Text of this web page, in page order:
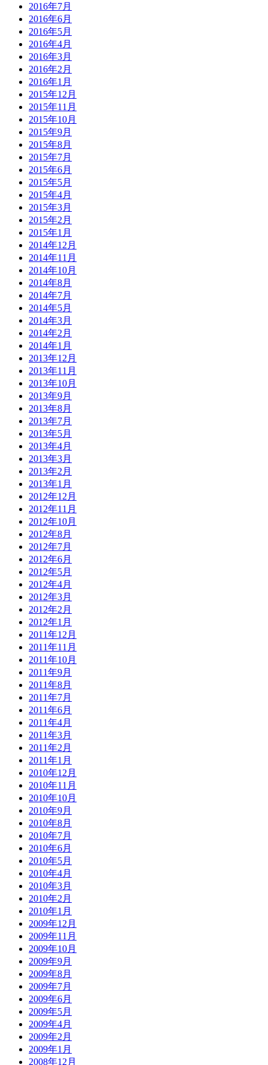
2016年7月
2016年6月
2016年5月
2016年4月
2016年3月
2016年2月
2016年1月
2015年12月
2015年11月
2015年10月
2015年9月
2015年8月
2015年7月
2015年6月
2015年5月
2015年4月
2015年3月
2015年2月
2015年1月
2014年12月
2014年11月
2014年10月
2014年8月
2014年7月
2014年5月
2014年3月
2014年2月
2014年1月
2013年12月
2013年11月
2013年10月
2013年9月
2013年8月
2013年7月
2013年5月
2013年4月
2013年3月
2013年2月
2013年1月
2012年12月
2012年11月
2012年10月
2012年8月
2012年7月
2012年6月
2012年5月
2012年4月
2012年3月
2012年2月
2012年1月
2011年12月
2011年11月
2011年10月
2011年9月
2011年8月
2011年7月
2011年6月
2011年4月
2011年3月
2011年2月
2011年1月
2010年12月
2010年11月
2010年10月
2010年9月
2010年8月
2010年7月
2010年6月
2010年5月
2010年4月
2010年3月
2010年2月
2010年1月
2009年12月
2009年11月
2009年10月
2009年9月
2009年8月
2009年7月
2009年6月
2009年5月
2009年4月
2009年2月
2009年1月
2008年12月